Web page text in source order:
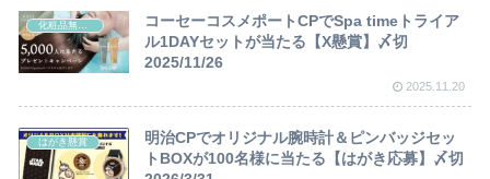
コーセーコスメポートCPでSpa timeトライア
ル1DAYセットが当たる【X懸賞】〆切
2025/11/26
2025.11.20
はがき懸賞
明治CPでオリジナル腕時計＆ピンバッジセッ
トBOXが100名様に当たる【はがき応募】〆切